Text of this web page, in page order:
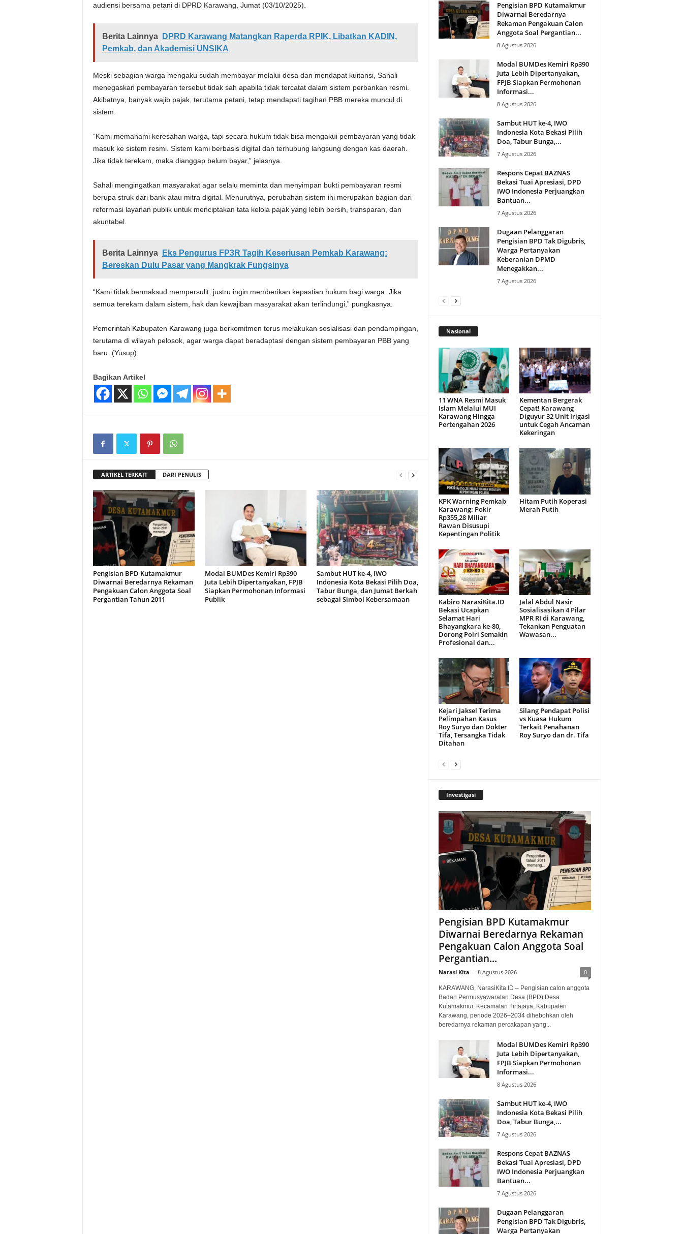
audiensi bersama petani di DPRD Karawang, Jumat (03/10/2025).
Berita Lainnya
DPRD Karawang Matangkan Raperda RPIK, Libatkan KADIN,
Pemkab, dan Akademisi UNSIKA
Meski sebagian warga mengaku sudah membayar melalui desa dan mendapat kuitansi, Sahali
menegaskan pembayaran tersebut tidak sah apabila tidak tercatat dalam sistem perbankan resmi.
Akibatnya, banyak wajib pajak, terutama petani, tetap mendapati tagihan PBB mereka muncul di
sistem.
“Kami memahami keresahan warga, tapi secara hukum tidak bisa mengakui pembayaran yang tidak
masuk ke sistem resmi. Sistem kami berbasis digital dan terhubung langsung dengan kas daerah.
Jika tidak terekam, maka dianggap belum bayar,” jelasnya.
Sahali mengingatkan masyarakat agar selalu meminta dan menyimpan bukti pembayaran resmi
berupa struk dari bank atau mitra digital. Menurutnya, perubahan sistem ini merupakan bagian dari
reformasi layanan publik untuk menciptakan tata kelola pajak yang lebih bersih, transparan, dan
akuntabel.
Berita Lainnya
Eks Pengurus FP3R Tagih Keseriusan Pemkab Karawang:
Bereskan Dulu Pasar yang Mangkrak Fungsinya
“Kami tidak bermaksud mempersulit, justru ingin memberikan kepastian hukum bagi warga. Jika
semua terekam dalam sistem, hak dan kewajiban masyarakat akan terlindungi,” pungkasnya.
Pemerintah Kabupaten Karawang juga berkomitmen terus melakukan sosialisasi dan pendampingan,
terutama di wilayah pelosok, agar warga dapat beradaptasi dengan sistem pembayaran PBB yang
baru. (Yusup)
Bagikan Artikel
ARTIKEL TERKAIT DARI PENULIS
Pengisian BPD Kutamakmur
Diwarnai Beredarnya Rekaman
Pengakuan Calon Anggota Soal
Pergantian Tahun 2011
Modal BUMDes Kemiri Rp390
Juta Lebih Dipertanyakan, FPJB
Siapkan Permohonan Informasi
Publik
Sambut HUT ke-4, IWO
Indonesia Kota Bekasi Pilih Doa,
Tabur Bunga, dan Jumat Berkah
sebagai Simbol Kebersamaan
Pengisian BPD Kutamakmur
Diwarnai Beredarnya
Rekaman Pengakuan Calon
Anggota Soal Pergantian...
8 Agustus 2026
Modal BUMDes Kemiri Rp390
Juta Lebih Dipertanyakan,
FPJB Siapkan Permohonan
Informasi...
8 Agustus 2026
Sambut HUT ke-4, IWO
Indonesia Kota Bekasi Pilih
Doa, Tabur Bunga,...
7 Agustus 2026
Respons Cepat BAZNAS
Bekasi Tuai Apresiasi, DPD
IWO Indonesia Perjuangkan
Bantuan...
7 Agustus 2026
Dugaan Pelanggaran
Pengisian BPD Tak Digubris,
Warga Pertanyakan
Keberanian DPMD
Menegakkan...
7 Agustus 2026
Nasional
11 WNA Resmi Masuk
Islam Melalui MUI
Karawang Hingga
Pertengahan 2026
Kementan Bergerak
Cepat! Karawang
Diguyur 32 Unit Irigasi
untuk Cegah Ancaman
Kekeringan
KPK Warning Pemkab
Karawang: Pokir
Rp355,28 Miliar
Rawan Disusupi
Kepentingan Politik
Hitam Putih Koperasi
Merah Putih
Kabiro NarasiKita.ID
Bekasi Ucapkan
Selamat Hari
Bhayangkara ke-80,
Dorong Polri Semakin
Profesional dan...
Jalal Abdul Nasir
Sosialisasikan 4 Pilar
MPR RI di Karawang,
Tekankan Penguatan
Wawasan...
Kejari Jaksel Terima
Pelimpahan Kasus
Roy Suryo dan Dokter
Tifa, Tersangka Tidak
Ditahan
Silang Pendapat Polisi
vs Kuasa Hukum
Terkait Penahanan
Roy Suryo dan dr. Tifa
Investigasi
Pengisian BPD Kutamakmur
Diwarnai Beredarnya Rekaman
Pengakuan Calon Anggota Soal
Pergantian...
Narasi Kita - 8 Agustus 2026 0
KARAWANG, NarasiKita.ID – Pengisian calon anggota
Badan Permusyawaratan Desa (BPD) Desa
Kutamakmur, Kecamatan Tirtajaya, Kabupaten
Karawang, periode 2026–2034 dihebohkan oleh
beredarnya rekaman percakapan yang...
Modal BUMDes Kemiri Rp390
Juta Lebih Dipertanyakan,
FPJB Siapkan Permohonan
Informasi...
8 Agustus 2026
Sambut HUT ke-4, IWO
Indonesia Kota Bekasi Pilih
Doa, Tabur Bunga,...
7 Agustus 2026
Respons Cepat BAZNAS
Bekasi Tuai Apresiasi, DPD
IWO Indonesia Perjuangkan
Bantuan...
7 Agustus 2026
Dugaan Pelanggaran
Pengisian BPD Tak Digubris,
Warga Pertanyakan